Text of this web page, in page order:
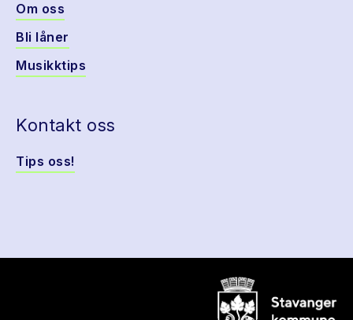
Om oss
Bli låner
Musikktips
Kontakt oss
Tips oss!